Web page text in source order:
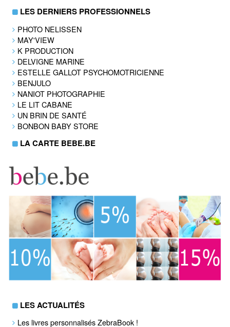
LES DERNIERS PROFESSIONNELS
PHOTO NELISSEN
MAY'VIEW
K PRODUCTION
DELVIGNE MARINE
ESTELLE GALLOT PSYCHOMOTRICIENNE
BENJULO
NANIOT PHOTOGRAPHIE
LE LIT CABANE
UN BRIN DE SANTÉ
BONBON BABY STORE
LA CARTE BEBE.BE
LES ACTUALITÉS
Les livres personnalisés ZebraBook !